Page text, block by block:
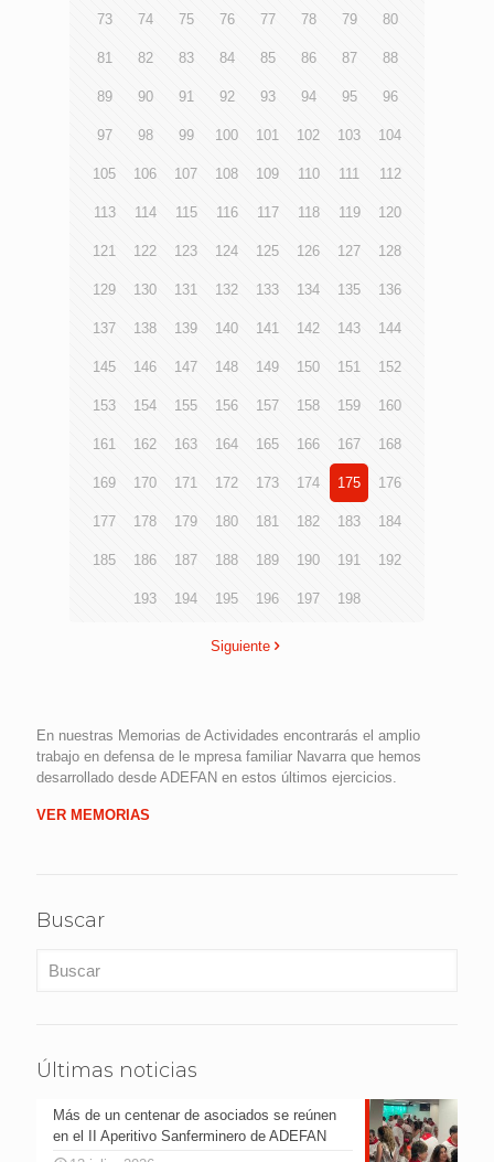
73 74 75 76 77 78 79 80
81 82 83 84 85 86 87 88
89 90 91 92 93 94 95 96
97 98 99 100 101 102 103 104
105 106 107 108 109 110 111 112
113 114 115 116 117 118 119 120
121 122 123 124 125 126 127 128
129 130 131 132 133 134 135 136
137 138 139 140 141 142 143 144
145 146 147 148 149 150 151 152
153 154 155 156 157 158 159 160
161 162 163 164 165 166 167 168
169 170 171 172 173 174 175 176
177 178 179 180 181 182 183 184
185 186 187 188 189 190 191 192
193 194 195 196 197 198
Siguiente
En nuestras Memorias de Actividades encontrarás el amplio
trabajo en defensa de le mpresa familiar Navarra que hemos
desarrollado desde ADEFAN en estos últimos ejercicios.
VER MEMORIAS
Buscar
Últimas noticias
Más de un centenar de asociados se reúnen
en el II Aperitivo Sanferminero de ADEFAN